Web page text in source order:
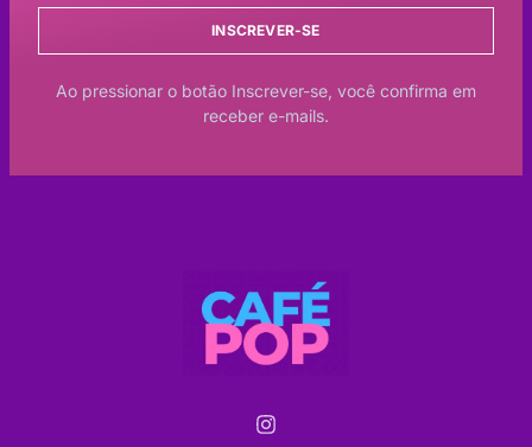
INSCREVER-SE
Ao pressionar o botão Inscrever-se, você confirma em
receber e-mails.